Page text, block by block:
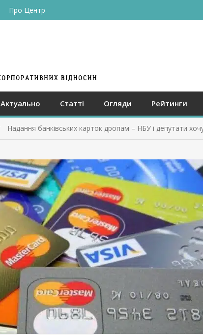
Про Центр
Актуально Статті Огляди Рейтинги
Надання банківських карток дропам – НБУ і депутати